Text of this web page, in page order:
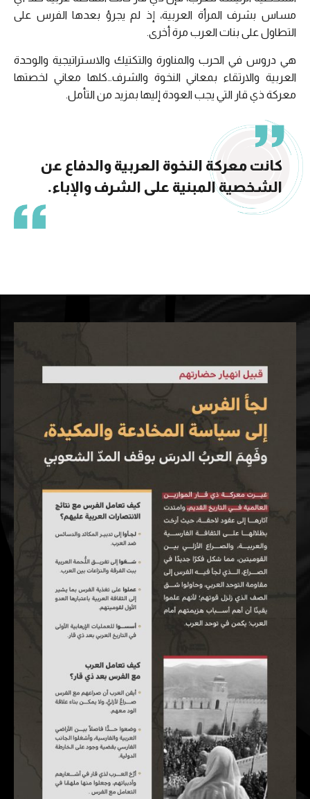
مساس بشرف المرأة العربية، إذ لم يجرؤ بعدها الفرس على
التطاول على بنات العرب مرة أخرى.
هي دروس في الحرب والمناورة والتكتيك والاستراتيجية والوحدة
العربية والارتقاء بمعاني النخوة والشرف…كلها معاني لخصتها
معركة ذي قار التي يجب العودة إليها بمزيد من التأمل.
كانت معركة النخوة العربية والدفاع عن
الشخصية المبنية على الشرف والإباء.